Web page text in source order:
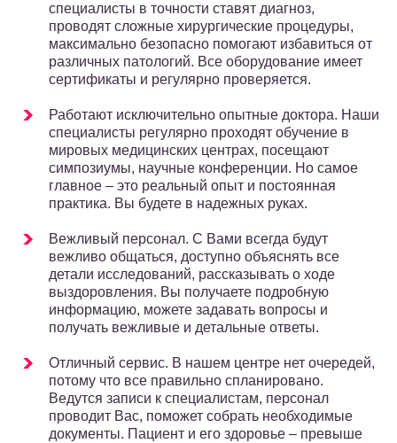
специалисты в точности ставят диагноз,
проводят сложные хирургические процедуры,
максимально безопасно помогают избавиться от
различных патологий. Все оборудование имеет
сертификаты и регулярно проверяется.
Работают исключительно опытные доктора. Наши
специалисты регулярно проходят обучение в
мировых медицинских центрах, посещают
симпозиумы, научные конференции. Но самое
главное – это реальный опыт и постоянная
практика. Вы будете в надежных руках.
Вежливый персонал. С Вами всегда будут
вежливо общаться, доступно объяснять все
детали исследований, рассказывать о ходе
выздоровления. Вы получаете подробную
информацию, можете задавать вопросы и
получать вежливые и детальные ответы.
Отличный сервис. В нашем центре нет очередей,
потому что все правильно спланировано.
Ведутся записи к специалистам, персонал
проводит Вас, поможет собрать необходимые
документы. Пациент и его здоровье – превыше